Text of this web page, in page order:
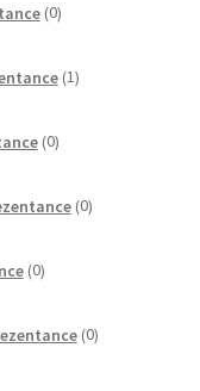
0izdelkov
1izdelek
0izdelkov
0izdelkov
0izdelkov
0izdelkov